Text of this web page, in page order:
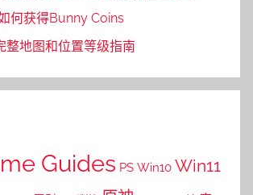
何获得Bunny Coins
整地图和位置等级指南
Guides PS Win10 Win11